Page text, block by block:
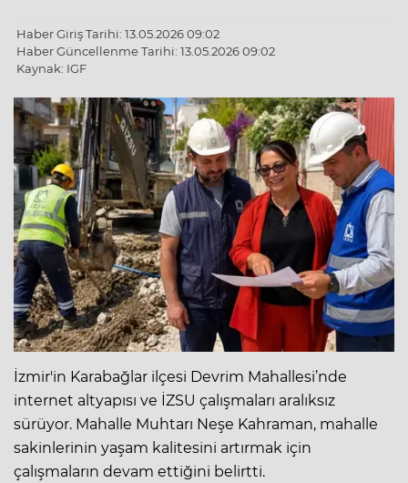
Haber Giriş Tarihi: 13.05.2026 09:02
Haber Güncellenme Tarihi: 13.05.2026 09:02
Kaynak: IGF
İzmir'in Karabağlar ilçesi Devrim Mahallesi’nde
internet altyapısı ve İZSU çalışmaları aralıksız
sürüyor. Mahalle Muhtarı Neşe Kahraman, mahalle
sakinlerinin yaşam kalitesini artırmak için
çalışmaların devam ettiğini belirtti.